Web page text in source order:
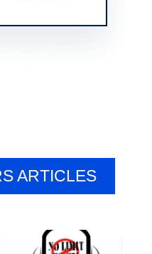
ARTICLES